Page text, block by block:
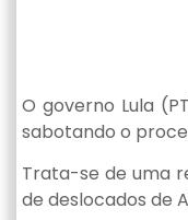
O governo Lula
sabotando o
Trata-se de uma
de deslocados de